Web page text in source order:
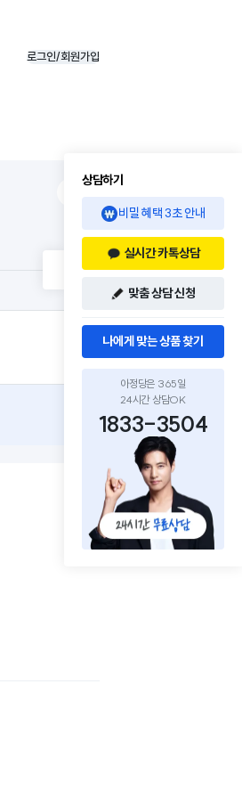
로그인/회원가입
상담하기
비밀 혜택 3초 안내
실시간 카톡상담
맞춤 상담 신청
나에게 맞는 상품 찾기
아정당은 365일
24시간 상담OK
1833-3504